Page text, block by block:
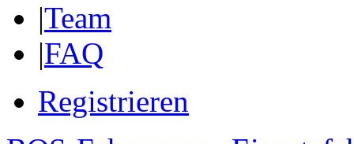
|Team
|FAQ
Registrieren